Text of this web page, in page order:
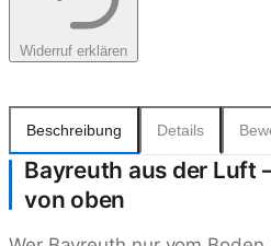
Widerruf erklären
Beschreibung Details
Bayreuth aus der Luft
von oben